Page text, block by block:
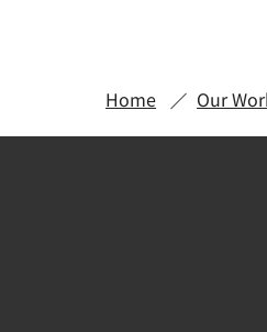
Home Our